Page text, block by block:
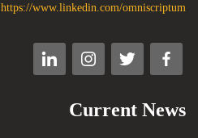
https://www.linkedin.com/omniscriptum
Current News